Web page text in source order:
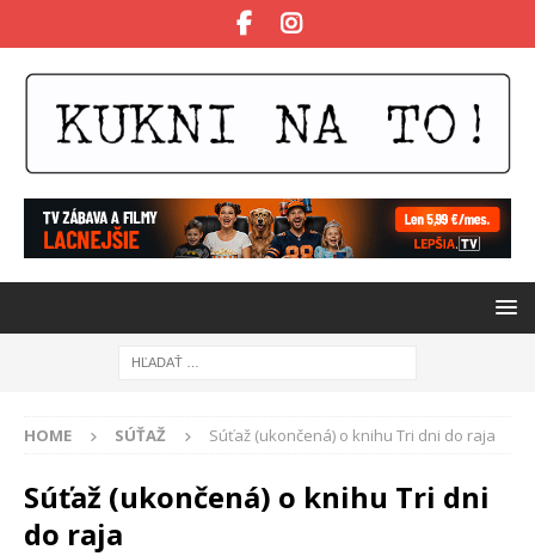
HOME SÚŤAŽ Súťaž (ukončená) o knihu Tri dni do raja
Súťaž (ukončená) o knihu Tri dni
do raja